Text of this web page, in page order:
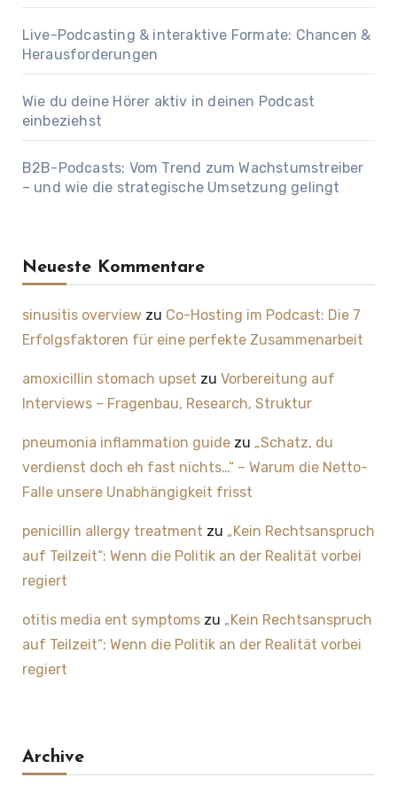
Live-Podcasting & interaktive Formate: Chancen &
Herausforderungen
Wie du deine Hörer aktiv in deinen Podcast
einbeziehst
B2B-Podcasts: Vom Trend zum Wachstumstreiber
– und wie die strategische Umsetzung gelingt
Neueste Kommentare
sinusitis overviewzu Co-Hosting im Podcast: Die 7
Erfolgsfaktoren für eine perfekte Zusammenarbeit
amoxicillin stomach upset zu Vorbereitung auf
Interviews – Fragenbau, Research, Struktur
pneumonia inflammation guidezu „Schatz, du
verdienst doch eh fast nichts…“ – Warum die Netto-
Falle unsere Unabhängigkeit frisst
penicillin allergy treatment zu „Kein Rechtsanspruch
auf Teilzeit“: Wenn die Politik an der Realität vorbei
regiert
otitis media ent symptomszu „Kein Rechtsanspruch
auf Teilzeit“: Wenn die Politik an der Realität vorbei
regiert
Archive